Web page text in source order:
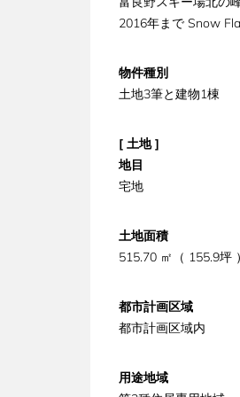
2016年まで Snow
物件種別
土地3筆と建物1棟
[ 土地 ]
地目
宅地
土地面積
515.70 ㎡（ 155.9坪 ）
都市計画区域
都市計画区域内
用途地域